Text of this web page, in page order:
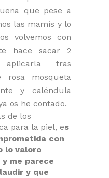
que pese a
las mamis y lo
volvemos con
hace sacar 2
tras
rosa mosqueta
y caléndula
os he contado.
de los
para la piel, es
con
lo valoro
me parece
y que